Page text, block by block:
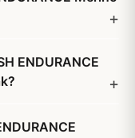
ENDURANCE